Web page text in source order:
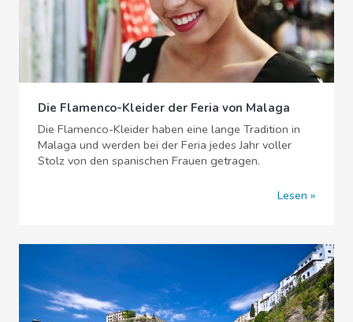
Die Flamenco-Kleider der Feria von Malaga
Die Flamenco-Kleider haben eine lange Tradition in
Malaga und werden bei der Feria jedes Jahr voller
Stolz von den spanischen Frauen getragen.
Lesen